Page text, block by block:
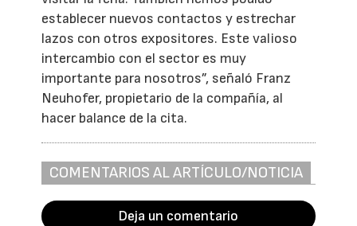
establecer nuevos contactos y estrechar
lazos con otros expositores. Este valioso
intercambio con el sector es muy
importante para nosotros”, señaló Franz
Neuhofer, propietario de la compañía, al
hacer balance de la cita.
COMENTARIOS AL ARTÍCULO/NOTICIA
Deja un comentario